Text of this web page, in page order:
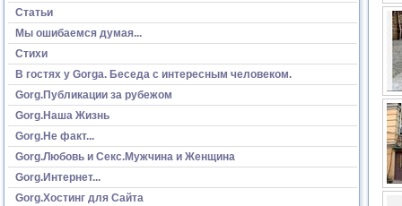
Статьи
Мы ошибаемся думая...
Стихи
В гостях у Gorga. Беседа с интересным человеком.
Gorg.Публикации за рубежом
Gorg.Наша Жизнь
Gorg.Не факт...
Gorg.Любовь и Секс.Мужчина и Женщина
Gorg.Интернет...
Gorg.Хостинг для Сайта